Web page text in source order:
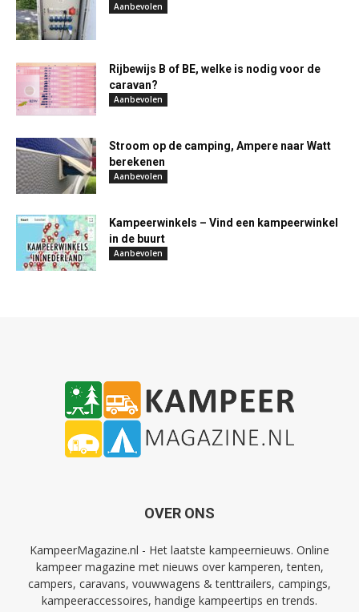
Aanbevolen
Rijbewijs B of BE, welke is nodig voor de
caravan?
Aanbevolen
Stroom op de camping, Ampere naar Watt
berekenen
Aanbevolen
Kampeerwinkels – Vind een kampeerwinkel
in de buurt
Aanbevolen
OVER ONS
KampeerMagazine.nl - Het laatste kampeernieuws. Online
kampeer magazine met nieuws over kamperen, tenten,
campers, caravans, vouwwagens & tenttrailers, campings,
kampeeraccessoires, handige kampeertips en trends.